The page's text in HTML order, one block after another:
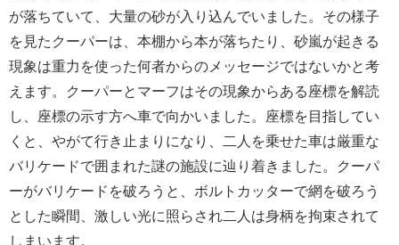
が落ちていて、大量の砂が入り込んでいました。その様子
を見たクーパーは、本棚から本が落ちたり、砂嵐が起きる
現象は重力を使った何者からのメッセージではないかと考
えます。クーパーとマーフはその現象からある座標を解読
し、座標の示す方へ車で向かいました。座標を目指してい
くと、やがて行き止まりになり、二人を乗せた車は厳重な
バリケードで囲まれた謎の施設に辿り着きました。クーパ
ーがバリケードを破ろうと、ボルトカッターで網を破ろう
とした瞬間、激しい光に照らされ二人は身柄を拘束されて
しまいます。